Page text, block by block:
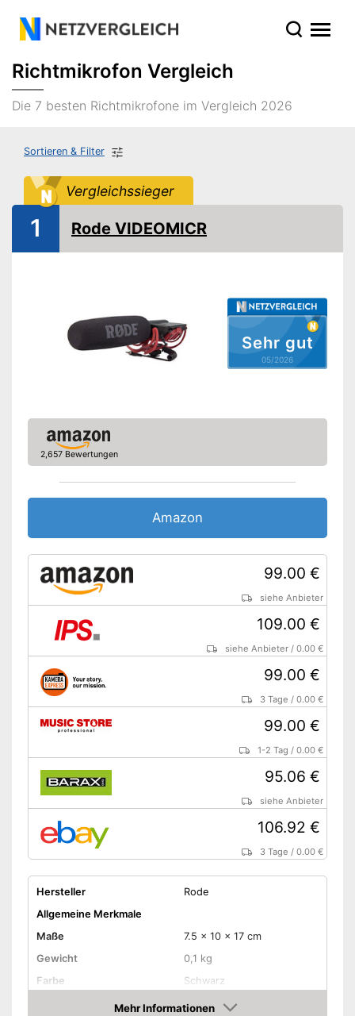
Richtmikrofon Vergleich
Die 7 besten Richtmikrofone im Vergleich 2026
Sortieren & Filter
Vergleichssieger
Sehr gut
05/2026
1 Rode VIDEOMICR
2,657 Bewertungen
Amazon
99.00 €
siehe Anbieter
109.00 €
siehe Anbieter /0.00 €
99.00 €
3 Tage /0.00 €
99.00 €
1-2 Tag /0.00 €
95.06 €
siehe Anbieter
106.92 €
3 Tage /0.00 €
Hersteller
Rode
Allgemeine Merkmale
Maße
7.5 x 10 x 17 cm
Gewicht
0,1 kg
Farbe
Schwarz
Mehr Informationen